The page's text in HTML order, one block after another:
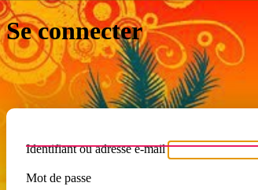
Se connecter
Identifiant ou adresse e-mail
Mot de passe